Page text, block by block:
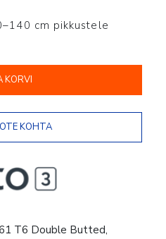
cm pikkustele
KORVI
T6 Double Butted,